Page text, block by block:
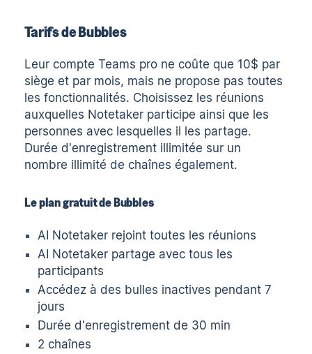
Tarifs de Bubbles
Leur compte Teams pro ne coûte que 10$ par
siège et par mois, mais ne propose pas toutes
les fonctionnalités. Choisissez les réunions
auxquelles Notetaker participe ainsi que les
personnes avec lesquelles il les partage.
Durée d'enregistrement illimitée sur un
nombre illimité de chaînes également.
Le plan gratuit de Bubbles
AI Notetaker rejoint toutes les réunions
AI Notetaker partage avec tous les
participants
Accédez à des bulles inactives pendant 7
jours
Durée d'enregistrement de 30 min
2 chaînes